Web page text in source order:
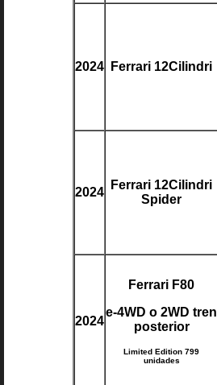
2024 Ferrari 12Cilindri
2024
Ferrari 12Cilindri
Spider
2024
Ferrari F80
e-4WD o 2WD tren
posterior
Limited Edition 799
unidades